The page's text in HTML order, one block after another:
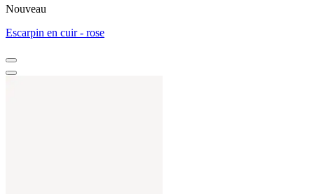
Nouveau
Escarpin en cuir - rose